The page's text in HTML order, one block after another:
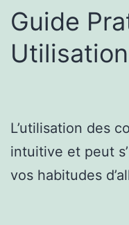
Guide
L’utilisation des
intuitive et peut
vos habitudes